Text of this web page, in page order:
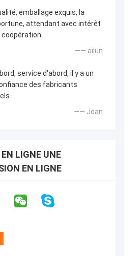
emballage exquis, la
attendant avec intérêt
coopération
—— ailun
service d'abord, il y a un
des fabricants
—— Joan
LIGNE UNE
EN LIGNE